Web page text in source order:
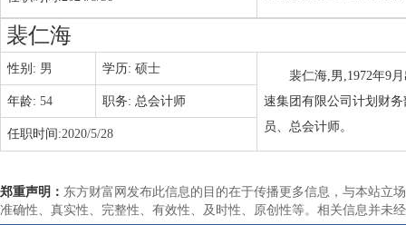
裴仁海
性别: 男 学历: 硕士
裴仁海,男,1972年9
速集团有限公司计划财
员、总会计师。
年龄: 54 职务: 总会计师
任职时间:2020/5/28
郑重声明： 东方财富网发布此信息的目的在于传播更多信息，与本站立
准确性、真实性、完整性、有效性、及时性、原创性等。相关信息并未